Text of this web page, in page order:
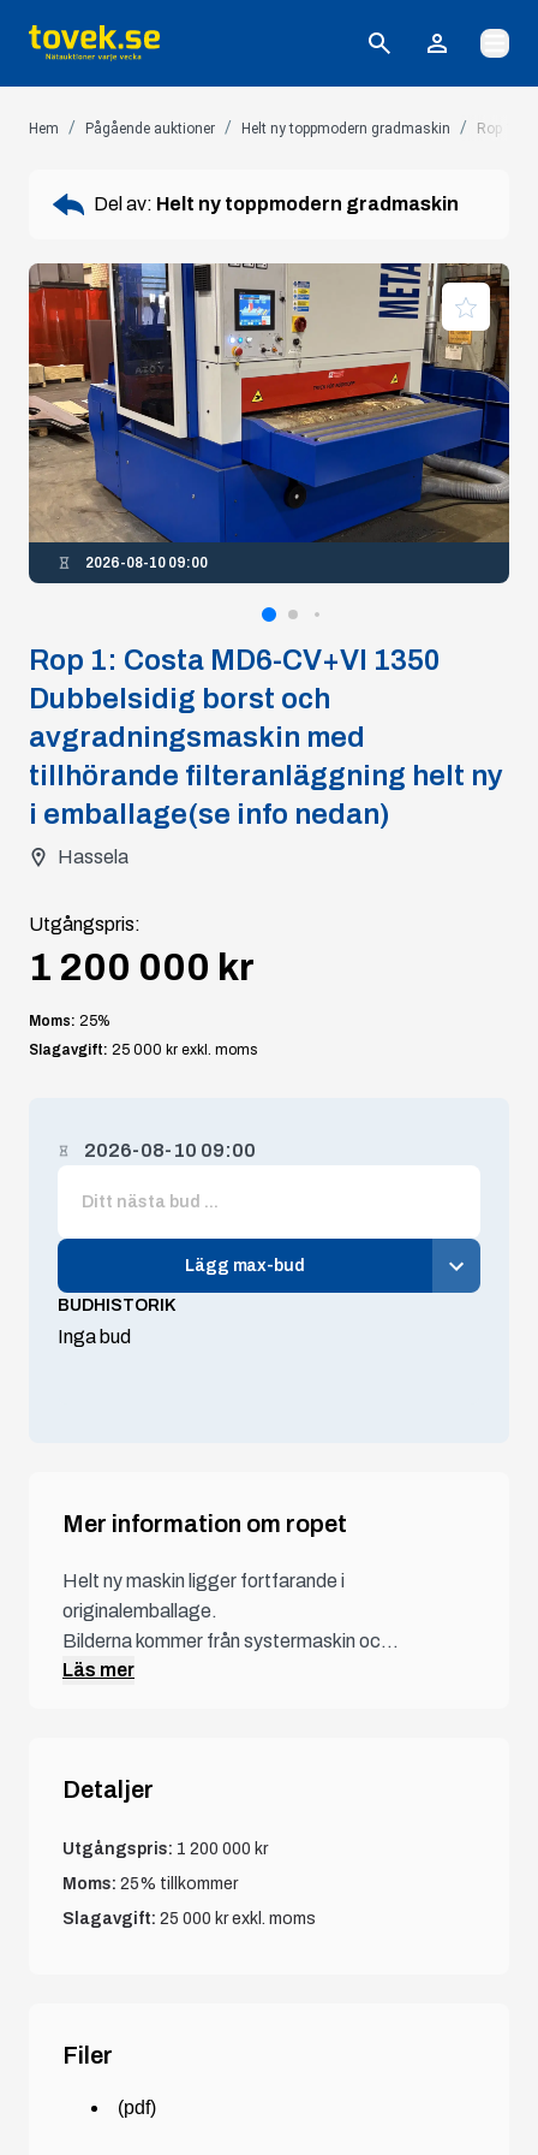
Öppna
Hem / Pågående auktioner / Helt ny toppmodern gradmaskin / Rop 1:
Del av: Helt ny toppmodern gradmaskin
2026-08-10 09:00
Rop 1: Costa MD6-CV+VI 1350
Dubbelsidig borst och
avgradningsmaskin med
tillhörande filteranläggning helt ny
i emballage(se info nedan)
Hassela
Utgångspris:
1 200 000 kr
Moms: 25%
Slagavgift: 25 000 kr exkl. moms
2026-08-10 09:00
Lägg max-bud
BUDHISTORIK
Inga bud
Mer information om ropet
Helt ny maskin ligger fortfarande i
originalemballage.
Bilderna kommer från systermaskin oc...
Läs mer
Detaljer
Utgångspris: 1 200 000 kr
Moms: 25% tillkommer
Slagavgift: 25 000 krexkl. moms
Filer
(pdf)